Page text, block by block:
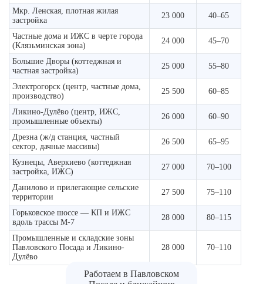
Мкр. Ленская, плотная жилая
застройка
23 000 40–65
Частные дома и ИЖС в черте города
(Клязьминская зона)
24 000 45–70
Большие Дворы (коттеджная и
частная застройка)
25 000 55–80
Электрогорск (центр, частные дома,
производство)
25 500 60–85
Ликино-Дулёво (центр, ИЖС,
промышленные объекты)
26 000 60–90
Дрезна (ж/д станция, частный
сектор, дачные массивы)
26 500 65–95
Кузнецы, Аверкиево (коттеджная
застройка, ИЖС)
27 000 70–100
Данилово и прилегающие сельские
территории
27 500 75–110
Горьковское шоссе — КП и ИЖС
вдоль трассы М-7
28 000 80–115
Промышленные и складские зоны
Павловского Посада и Ликино-
Дулёво
28 000 70–110
Работаем в Павловском